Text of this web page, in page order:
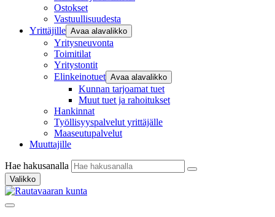
Ostokset
Vastuullisuudesta
Yrittäjille Avaa alavalikko
Yritysneuvonta
Toimitilat
Yritystontit
Elinkeinotuet Avaa alavalikko
Kunnan tarjoamat tuet
Muut tuet ja rahoitukset
Hankinnat
Työllisyyspalvelut yrittäjälle
Maaseutupalvelut
Muuttajille
Hae hakusanalla
Valikko